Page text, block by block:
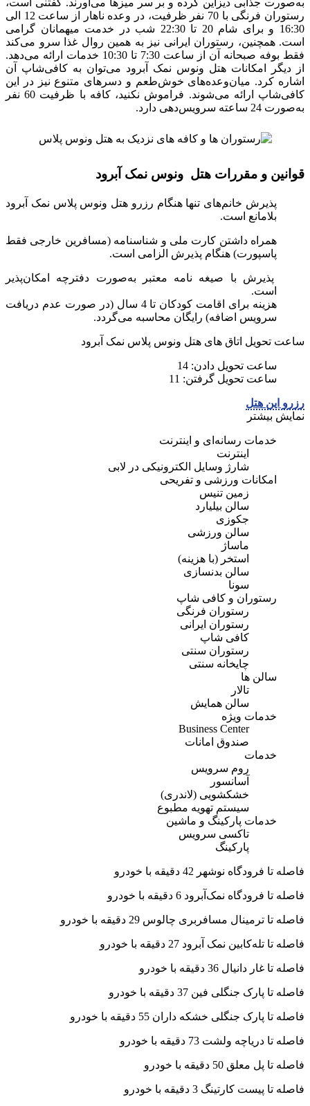
رستوران فرنگی با 70 نفر ظرفیت، در وعده ناهار از ساعت 12 الی
16:30 و برای شام 20 تا 22:30 شب در خدمت میهمانان گرامی
است. همچنین، رستوران ایرانی نیز به همین روال غذا سرو می‌کند
فقط بوفه صبحانه آن از ساعت 7:30 تا 10:30 خدمات ارائه می‌دهد.
از دیگر امکانات هتل ونوس نمک آبرود می‌توان به کافی‌شاپ آن
اشاره کرد. میان‌وعده‌های خوش‌طعم و دسرهای متنوع نیز در این
کافی‌شاپ ارائه می‌شوند. فراموش نکنید، کافه با ظرفیت 60 نفر
به‌صورت 24 ساعته سرویس‌دهی دارد.
قوانین و مقررات هتل ونوس نمک آبرود
پذیرش خانم‌های تنها هنگام رزرو هتل ونوس پلاس نمک آبرود
بلامانع است.
همراه داشتن کارت ملی و شناسنامه (مسافرین خارجی فقط
پاسپورت) هنگام پذیرش الزامی است.
پذیرش با صیغه نامه معتبر به‌صورت دفترچه امکان‌پذیر
است.
هزینه برای اقامت کودکان تا 4 سال (در صورت عدم دریافت
سرویس اضافه) رایگان محاسبه می‌گردد.
ساعت تحویل اتاق های هتل ونوس پلاس نمک آبرود
ساعت تحویل دادن: 14
ساعت تحویل گرفتن: 11
رزرو این هتل
نمایش بیشتر
خدمات رسانه‌ای و اینترنت
اینترنت
شارژ وسایل الکترونیکی در لابی
امکانات ورزشی و تفریحی
زمین تنیس
سالن بیلیارد
جکوزی
سالن ورزشی
ماساژ
استخر (با هزینه)
سالن بدنسازی
سونا
رستوران و کافی شاپ
رستوران فرنگی
رستوران ایرانی
کافی شاپ
رستوران سنتی
چایخانه سنتی
سالن ها
تالار
سالن همایش
خدمات ویژه
Business Center
صندوق امانات
خدمات
روم سرویس
آسانسور
خشکشویی (لاندری)
سیستم تهویه مطبوع
خدمات پارکینگ و ماشین
تاکسی سرویس
پارکینگ
فاصله تا فرودگاه نوشهر 42 دقیقه با خودرو
فاصله تا فرودگاه نمک‌آبرود 6 دقیقه با خودرو
فاصله تا ترمینال مسافربری چالوس 29 دقیقه با خودرو
فاصله تا تله‌کابین نمک آبرود 27 دقیقه با خودرو
فاصله تا غار دانیال 36 دقیقه با خودرو
فاصله تا پارک جنگلی فین 37 دقیقه با خودرو
فاصله تا پارک جنگلی خشکه داران 55 دقیقه با خودرو
فاصله تا دریاچه ولشت 73 دقیقه با خودرو
فاصله تا پل معلق 50 دقیقه با خودرو
فاصله تا پیست کارتینگ 3 دقیقه با خودرو